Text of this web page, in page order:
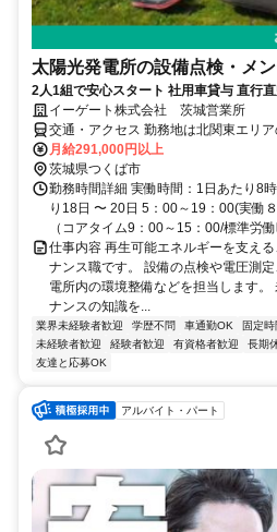
太陽光発電所の設備点検・メ
2人1組で安心スタート 社用車貸与 直行
イーゲート株式会社 茨城営業所
交通・アクセス 勤務地は北関東エリ
OK（社用車貸与）＆直行直帰可！
月給291,000円以上
茨城県つくば市
勤務時間詳細 実働時間：1日あたり8
り18日 〜 20日 5：00～19：00(実働
（コアタイム9：00～15：00/標準労
仕事内容 再生可能エネルギーを支え
ナンス職です。 設備の点検や電圧測
電所内の環境整備などを担当します
ナンスの知識を...
業界未経験者歓迎 学歴不問 車通勤OK 固定時
未経験者歓迎
経験者歓迎 有資格者歓迎 長期
友達と応募OK
アルバイト・パート